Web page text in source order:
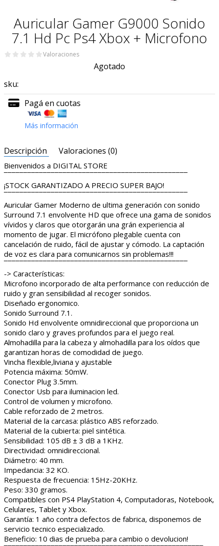
Auricular Gamer G9000 Sonido
7.1 Hd Pc Ps4 Xbox + Microfono
Valoraciones
Agotado
sku:
Pagá en cuotas
Más información
Descripción Valoraciones (0)
Bienvenidos a DIGITAL STORE
¯¯¯¯¯¯¯¯¯¯¯¯¯¯¯¯¯¯¯¯¯¯¯¯¯¯¯¯¯¯¯¯¯¯¯¯¯¯¯¯¯¯¯¯¯¯¯
¡STOCK GARANTIZADO A PRECIO SUPER BAJO!
¯¯¯¯¯¯¯¯¯¯¯¯¯¯¯¯¯¯¯¯¯¯¯¯¯¯¯¯¯¯¯¯¯¯¯¯¯¯¯¯¯¯¯¯¯¯¯
Auricular Gamer Moderno de ultima generación con sonido
Surround 7.1 envolvente HD que ofrece una gama de sonidos
vívidos y claros que otorgarán una grán experiencia al
momento de jugar. El micrófono plegable cuenta con
cancelación de ruido, fácil de ajustar y cómodo. La captación
de voz es clara para comunicarnos sin problemas!!!
¯¯¯¯¯¯¯¯¯¯¯¯¯¯¯¯¯¯¯¯¯¯¯¯¯¯¯¯¯¯¯¯¯¯¯¯¯¯¯¯¯¯¯¯¯¯¯
-> Características:
Microfono incorporado de alta performance con reducción de
ruido y gran sensibilidad al recoger sonidos.
Diseñado ergonomico.
Sonido Surround 7.1.
Sonido Hd envolvente omnidireccional que proporciona un
sonido claro y graves profundos para el juego real.
Almohadilla para la cabeza y almohadilla para los oídos que
garantizan horas de comodidad de juego.
Vincha flexible,liviana y ajustable
Potencia máxima: 50mW.
Conector Plug 3.5mm.
Conector Usb para iluminacion led.
Control de volumen y microfono.
Cable reforzado de 2 metros.
Material de la carcasa: plástico ABS reforzado.
Material de la cubierta: piel sintética.
Sensibilidad: 105 dB ± 3 dB a 1KHz.
Directividad: omnidireccional.
Diámetro: 40 mm.
Impedancia: 32 KO.
Respuesta de frecuencia: 15Hz-20KHz.
Peso: 330 gramos.
Compatibles con PS4 PlayStation 4, Computadoras, Notebook,
Celulares, Tablet y Xbox.
Garantía: 1 año contra defectos de fabrica, disponemos de
servicio tecnico especializado.
Beneficio: 10 dias de prueba para cambio o devolucion!